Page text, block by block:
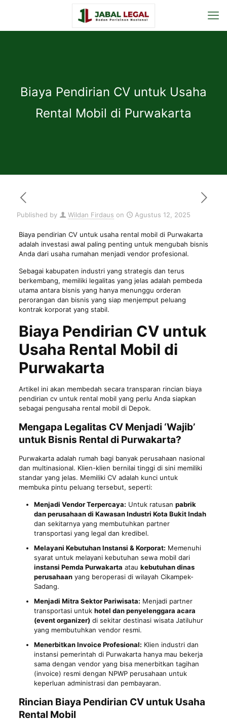
Biaya Pendirian CV untuk Usaha
Rental Mobil di Purwakarta
Published by Wildan Firdaus on Agustus 12, 2025
Biaya pendirian CV untuk usaha rental mobil di Purwakarta
adalah investasi awal paling penting untuk mengubah bisnis
Anda dari usaha rumahan menjadi vendor profesional.
Sebagai kabupaten industri yang strategis dan terus
berkembang, memiliki legalitas yang jelas adalah pembeda
utama antara bisnis yang hanya menunggu orderan
perorangan dan bisnis yang siap menjemput peluang
kontrak korporat yang stabil.
Biaya Pendirian CV untuk
Usaha Rental Mobil di
Purwakarta
Artikel ini akan membedah secara transparan rincian biaya
pendirian cvuntuk rental mobil yang perlu Anda siapkan
sebagai pengusaha rental mobil di Depok.
Mengapa Legalitas CV Menjadi ‘Wajib’
untuk Bisnis Rental di Purwakarta?
Purwakarta adalah rumah bagi banyak perusahaan nasional
dan multinasional. Klien-klien bernilai tinggi di sini memiliki
standar yang jelas. Memiliki CV adalah kunci untuk
membuka pintu peluang tersebut, seperti:
Menjadi Vendor Terpercaya: Untuk ratusan pabrik
dan perusahaan di Kawasan Industri Kota Bukit Indah
dan sekitarnya yang membutuhkan partner
transportasi yang legal dan kredibel.
Melayani Kebutuhan Instansi & Korporat: Memenuhi
syarat untuk melayani kebutuhan sewa mobil dari
instansi Pemda Purwakarta atau kebutuhan dinas
perusahaanyang beroperasi di wilayah Cikampek-
Sadang.
Menjadi Mitra Sektor Pariwisata: Menjadi partner
transportasi untuk hotel dan penyelenggara acara
(event organizer) di sekitar destinasi wisata Jatiluhur
yang membutuhkan vendor resmi.
Menerbitkan Invoice Profesional: Klien industri dan
instansi pemerintah di Purwakarta hanya mau bekerja
sama dengan vendor yang bisa menerbitkan tagihan
(invoice) resmi dengan NPWP perusahaan untuk
keperluan administrasi dan pembayaran.
Rincian Biaya Pendirian CV untuk Usaha
Rental Mobil